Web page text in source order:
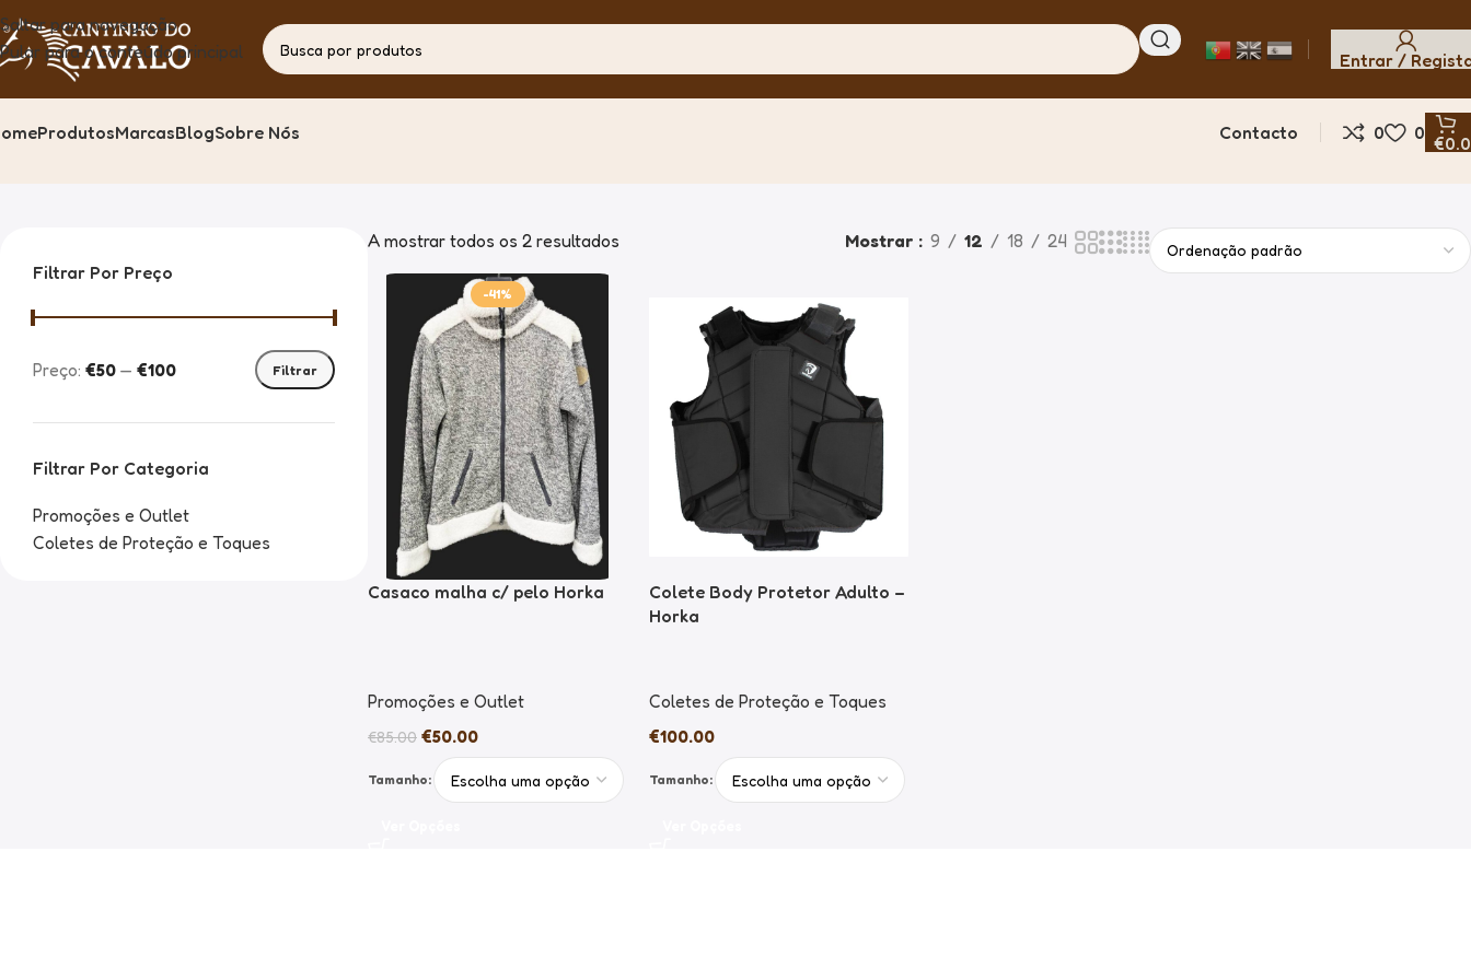
Saltar para navegação
Pular para o conteúdo principal
Entrar /
ProdutosMarcasBlogSobre Nós Contacto 0 0 €
Filtrar Por Preço
Filtrar
Preço: €50 — €100
Filtrar Por Categoria
Promoções e Outlet
Coletes de Proteção e Toques
A mostrar todos os 2 resultados Mostrar 9 12 18 24
-41%
Casaco malha c/ pelo Horka
Promoções e Outlet
€85.00 €50.00
Tamanho:
Colete Body Protetor Adulto –
Horka
Coletes de Proteção e Toques
€100.00
Tamanho: